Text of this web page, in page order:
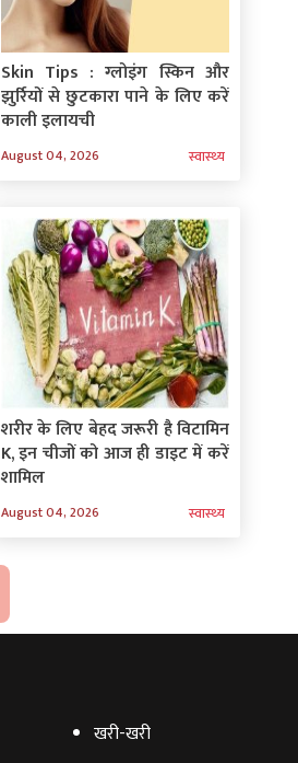
Skin Tips : ग्‍लोइंग स्किन और
झुर्रियों से छुटकारा पाने के लिए करें
काली इलायची
August 04, 2026 स्‍वास्‍थ्‍य
शरीर के लिए बेहद जरूरी है विटामिन
K, इन चीजों को आज ही डाइट में करें
शामिल
August 04, 2026 स्‍वास्‍थ्‍य
खरी-खरी